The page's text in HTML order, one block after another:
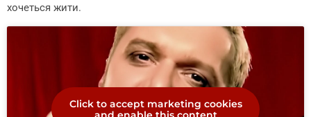
хочеться жити.
Click to accept marketing cookies